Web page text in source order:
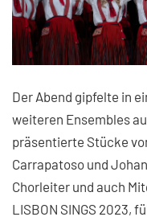
Der Abend gipfelte in
weiteren Ensembles
präsentierte Stücke
Carrapatoso und
Chorleiter und auch
LISBON SINGS 2023,